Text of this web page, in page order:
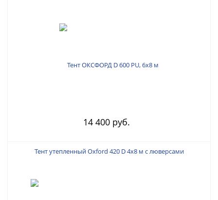
14 400 руб.
Тент утепленный Oxford 420 D 4х8 м с люверсами